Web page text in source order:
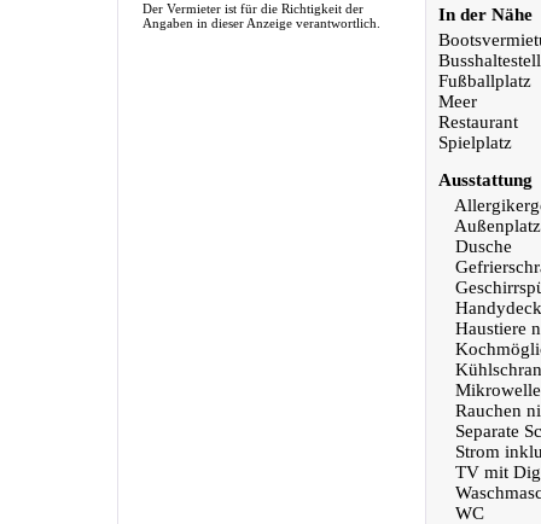
Der Vermieter ist für die Richtigkeit der
Angaben in dieser Anzeige verantwortlich.
In der Nähe
Fußballplatz
Meer
Restaurant
Spielplatz
Ausstattung
Dusche
Haustiere
Mikrowelle
Rauchen
Separate
Strom
TV mit
WC